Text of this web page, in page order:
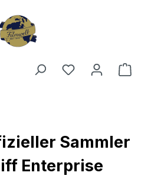
Du hast 0
Sammler
Enterprise